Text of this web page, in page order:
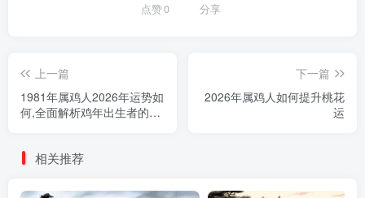
点赞0 分享
上一篇
1981年属鸡人2026年运势如
何,全面解析鸡年出生者的流
下一篇
2026年属鸡人如何提升桃花
运
相关推荐